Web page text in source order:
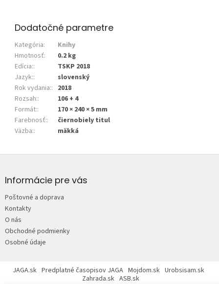
Dodatočné parametre
Kategória:
Knihy
Hmotnosť:
0.2 kg
Edícia::
TSKP 2018
Jazyk::
slovenský
Rok vydania:: 2018
Rozsah::
106 + 4
Formát::
170 × 240 × 5 mm
Farebnosť::
čiernobiely titul
Väzba:: mäkká
p
e
Informácie pre vás
Poštovné a doprava
Kontakty
O nás
Obchodné podmienky
Osobné údaje
JAGA.sk Predplatné časopisov JAGA Mojdom.sk Urobsisam.sk
Zahrada.sk ASB.sk